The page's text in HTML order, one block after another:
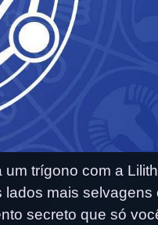
trígono com a
mais
secreto que só